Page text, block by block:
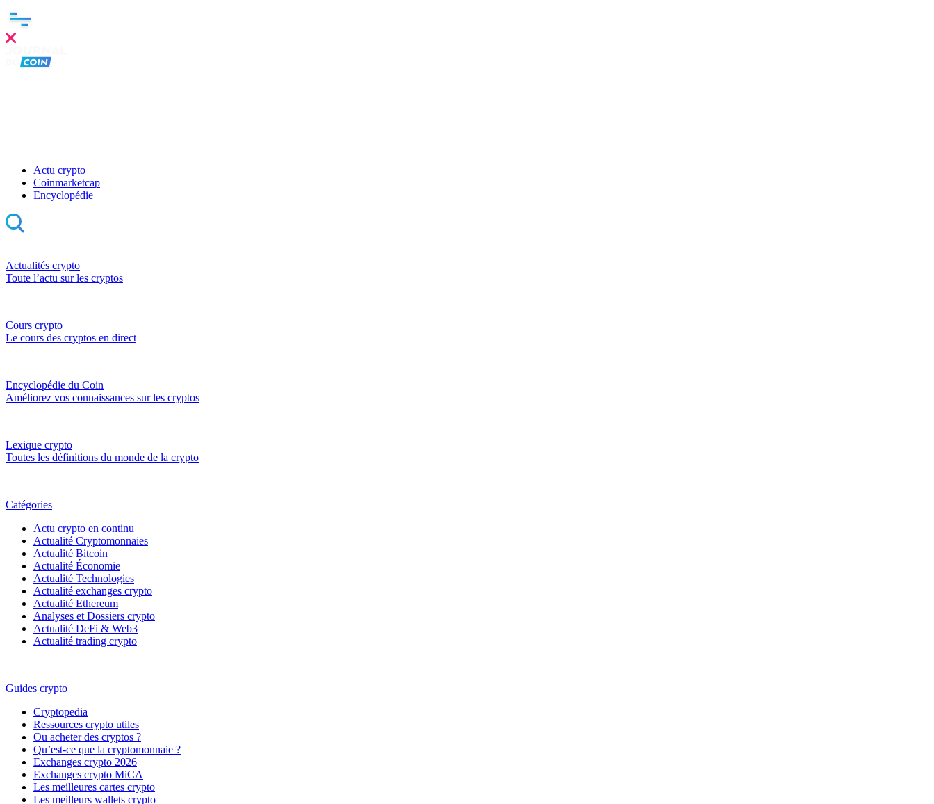
Actu crypto
Coinmarketcap
Encyclopédie
Actualités crypto
Toute l’actu sur les cryptos
Cours crypto
Le cours des cryptos en direct
Encyclopédie du Coin
Améliorez vos connaissances sur les cryptos
Lexique crypto
Toutes les définitions du monde de la crypto
Catégories
Actu crypto en continu
Actualité Cryptomonnaies
Actualité Bitcoin
Actualité Économie
Actualité Technologies
Actualité exchanges crypto
Actualité Ethereum
Analyses et Dossiers crypto
Actualité DeFi & Web3
Actualité trading crypto
Guides crypto
Cryptopedia
Ressources crypto utiles
Ou acheter des cryptos ?
Qu’est-ce que la cryptomonnaie ?
Exchanges crypto 2026
Exchanges crypto MiCA
Les meilleures cartes crypto
Les meilleurs wallets crypto